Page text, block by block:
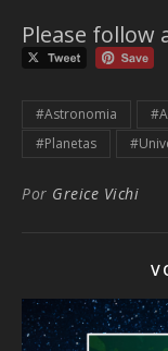
Please follow
#Astronomia
#Planetas
Por Greice Vichi